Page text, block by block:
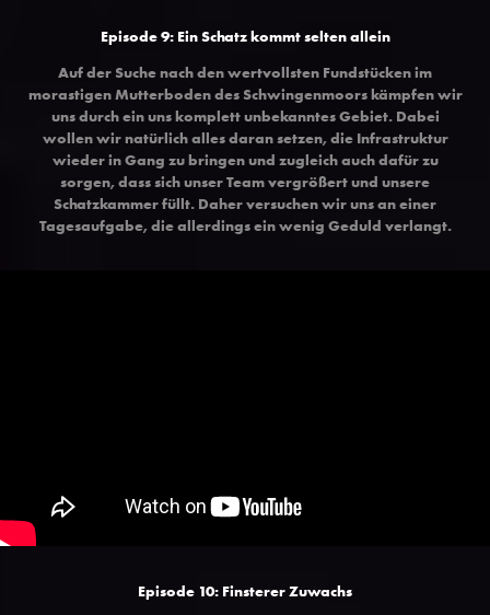
Episode 9: Ein Schatz kommt selten allein
Auf der Suche nach den wertvollsten Fundstücken im
morastigen Mutterboden des Schwingenmoors kämpfen wir
uns durch ein uns komplett unbekanntes Gebiet. Dabei
wollen wir natürlich alles daran setzen, die Infrastruktur
wieder in Gang zu bringen und zugleich auch dafür zu
sorgen, dass sich unser Team vergrößert und unsere
Schatzkammer füllt. Daher versuchen wir uns an einer
Tagesaufgabe, die allerdings ein wenig Geduld verlangt.
Episode 10: Finsterer Zuwachs